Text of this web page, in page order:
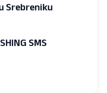
Srebreniku
SMS